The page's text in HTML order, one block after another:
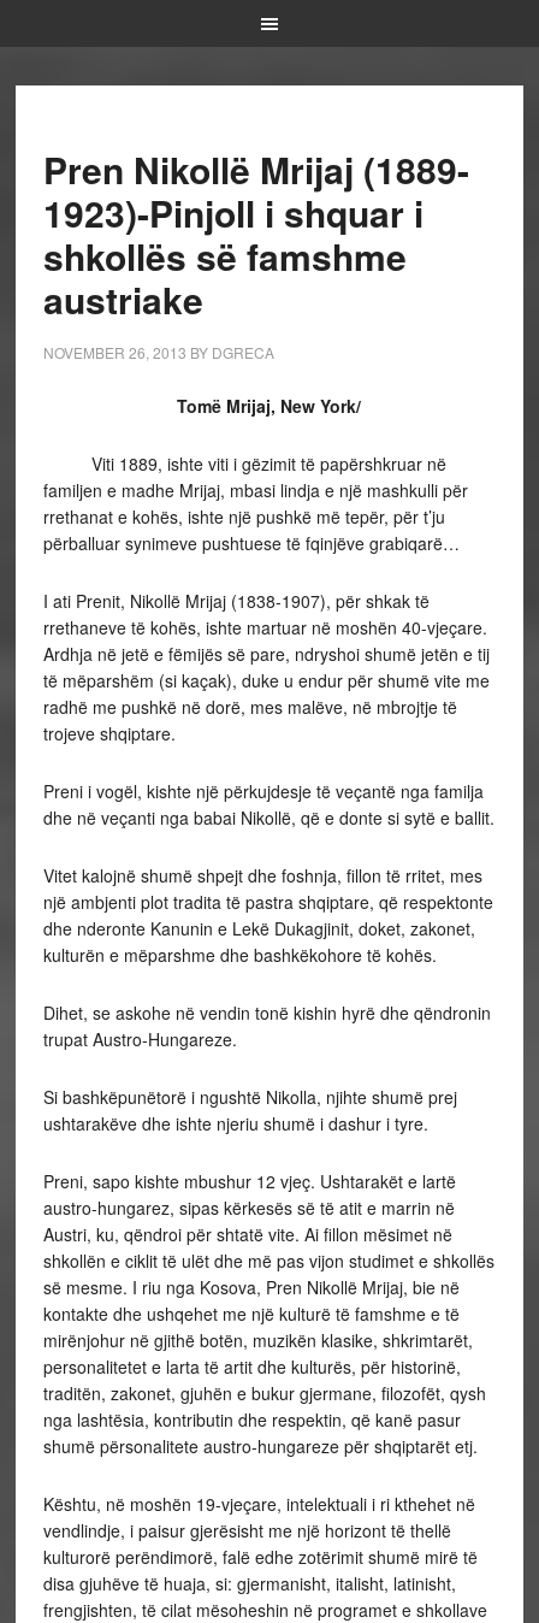
Pren Nikollë Mrijaj (1889-
1923)-Pinjoll i shquar i
shkollës së famshme
austriake
NOVEMBER 26, 2013 BY DGRECA
Tomë Mrijaj, New York/
Viti 1889, ishte viti i gëzimit të papërshkruar në
familjen e madhe Mrijaj, mbasi lindja e një mashkulli për
rrethanat e kohës, ishte një pushkë më tepër, për t’ju
përballuar synimeve pushtuese të fqinjëve grabiqarë…
I ati Prenit, Nikollë Mrijaj (1838-1907), për shkak të
rrethaneve të kohës, ishte martuar në moshën 40-vjeçare.
Ardhja në jetë e fëmijës së pare, ndryshoi shumë jetën e tij
të mëparshëm (si kaçak), duke u endur për shumë vite me
radhë me pushkë në dorë, mes malëve, në mbrojtje të
trojeve shqiptare.
Preni i vogël, kishte një përkujdesje të veçantë nga familja
dhe në veçanti nga babai Nikollë, që e donte si sytë e ballit.
Vitet kalojnë shumë shpejt dhe foshnja, fillon të rritet, mes
një ambjenti plot tradita të pastra shqiptare, që respektonte
dhe nderonte Kanunin e Lekë Dukagjinit, doket, zakonet,
kulturën e mëparshme dhe bashkëkohore të kohës.
Dihet, se askohe në vendin tonë kishin hyrë dhe qëndronin
trupat Austro-Hungareze.
Si bashkëpunëtorë i ngushtë Nikolla, njihte shumë prej
ushtarakëve dhe ishte njeriu shumë i dashur i tyre.
Preni, sapo kishte mbushur 12 vjeç. Ushtarakët e lartë
austro-hungarez, sipas kërkesës së të atit e marrin në
Austri, ku, qëndroi për shtatë vite. Ai fillon mësimet në
shkollën e ciklit të ulët dhe më pas vijon studimet e shkollës
së mesme. I riu nga Kosova, Pren Nikollë Mrijaj, bie në
kontakte dhe ushqehet me një kulturë të famshme e të
mirënjohur në gjithë botën, muzikën klasike, shkrimtarët,
personalitetet e larta të artit dhe kulturës, për historinë,
traditën, zakonet, gjuhën e bukur gjermane, filozofët, qysh
nga lashtësia, kontributin dhe respektin, që kanë pasur
shumë përsonalitete austro-hungareze për shqiptarët etj.
Kështu, në moshën 19-vjeçare, intelektuali i ri kthehet në
vendlindje, i paisur gjerësisht me një horizont të thellë
kulturorë perëndimorë, falë edhe zotërimit shumë mirë të
disa gjuhëve të huaja, si: gjermanisht, italisht, latinisht,
frengjishten, të cilat mësoheshin në programet e shkollave